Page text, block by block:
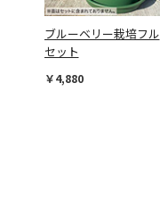
ブルーベリー栽培フル
セット
￥4,880